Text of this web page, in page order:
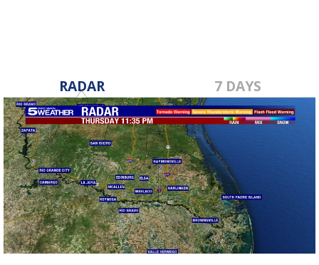
RADAR 7 DAYS